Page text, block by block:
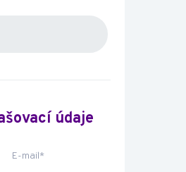
údaje
E-mail*